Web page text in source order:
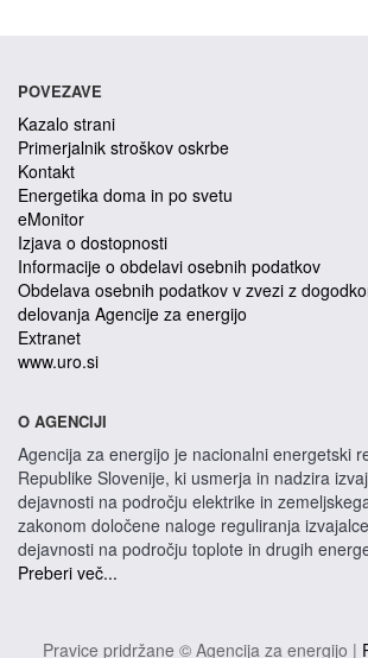
POVEZAVE
Kazalo strani
Primerjalnik stroškov oskrbe
Kontakt
Energetika doma in po svetu
eMonitor
Izjava o dostopnosti
Informacije o obdelavi osebnih podatkov
Obdelava osebnih podatkov v zvezi z
delovanja Agencije za energijo
Extranet
www.uro.si
O AGENCIJI
Agencija za energijo je nacionalni energetski
Republike Slovenije, ki usmerja in nadzira
dejavnosti na področju elektrike in
zakonom določene naloge reguliranja
dejavnosti na področju toplote in drugih
Preberi več...
Pravice pridržane © Agencija za energijo |